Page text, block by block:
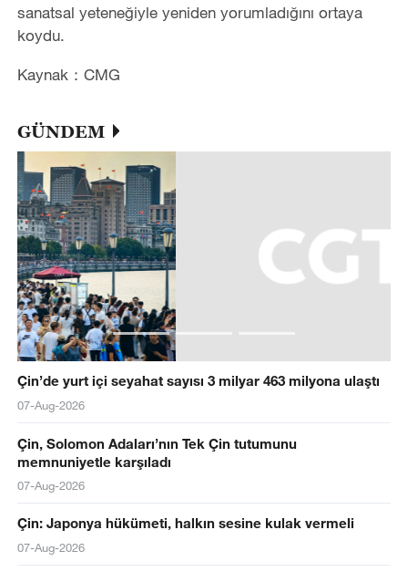
sanatsal yeteneğiyle yeniden yorumladığını ortaya
koydu.
Kaynak：CMG
GÜNDEM
Çin’de yurt içi seyahat sayısı 3 milyar 463 milyona ulaştı
07-Aug-2026
Çin, Solomon Adaları’nın Tek Çin tutumunu
memnuniyetle karşıladı
07-Aug-2026
Çin: Japonya hükümeti, halkın sesine kulak vermeli
07-Aug-2026